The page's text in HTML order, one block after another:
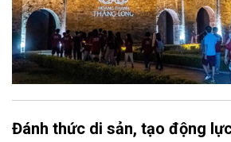
Đánh thức di sản, tạo động